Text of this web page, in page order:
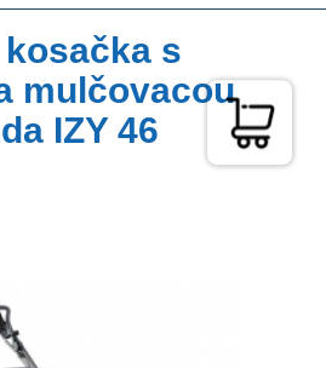
s
mulčovacou
IZY 46